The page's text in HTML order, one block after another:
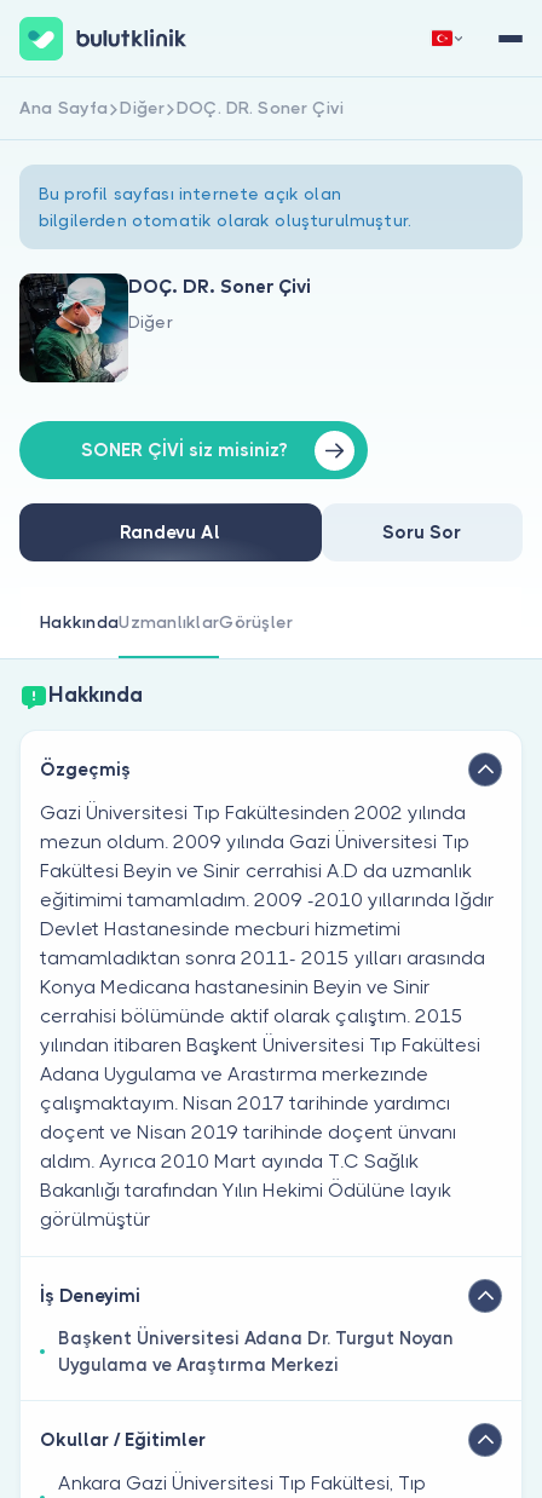
Hakkımızda
Doktorlar için
Doktor musunuz?
Hemen Kaydol
Ana Sayfa Diğer DOÇ. DR. Soner Çivi
Bu profil sayfası internete açık olan
bilgilerden otomatik olarak oluşturulmuştur.
DOÇ. DR. Soner Çivi
Diğer
SONER ÇİVİ siz misiniz?
Randevu Al Soru Sor
HakkındaUzmanlıklarGörüşler
Hakkında
Özgeçmiş
Gazi Üniversitesi Tıp Fakültesinden 2002 yılında
mezun oldum. 2009 yılında Gazi Üniversitesi Tıp
Fakültesi Beyin ve Sinir cerrahisi A.D da uzmanlık
eğitimimi tamamladım. 2009 -2010 yıllarında Iğdır
Devlet Hastanesinde mecburi hizmetimi
tamamladıktan sonra 2011- 2015 yılları arasında
Konya Medicana hastanesinin Beyin ve Sinir
cerrahisi bölümünde aktif olarak çalıştım. 2015
yılından itibaren Başkent Üniversitesi Tıp Fakültesi
Adana Uygulama ve Arastırma merkezınde
çalışmaktayım. Nisan 2017 tarihinde yardımcı
doçent ve Nisan 2019 tarihinde doçent ünvanı
aldım. Ayrıca 2010 Mart ayında T.C Sağlık
Bakanlığı tarafından Yılın Hekimi Ödülüne layık
görülmüştür
İş Deneyimi
Başkent Üniversitesi Adana Dr. Turgut Noyan
Uygulama ve Araştırma Merkezi
Okullar / Eğitimler
Ankara Gazi Üniversitesi Tıp Fakültesi, Tıp